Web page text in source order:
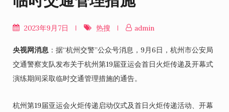
2023年9月7日 热搜 admin
央视网消息 ：据“杭州交警”公众号消息，9月6日，杭州市公安局
交通警察支队发布关于杭州第19届亚运会首日火炬传递及开幕式
演练期间采取临时交通管理措施的通告。
杭州第19届亚运会火炬传递启动仪式及首日火炬传递活动、开幕